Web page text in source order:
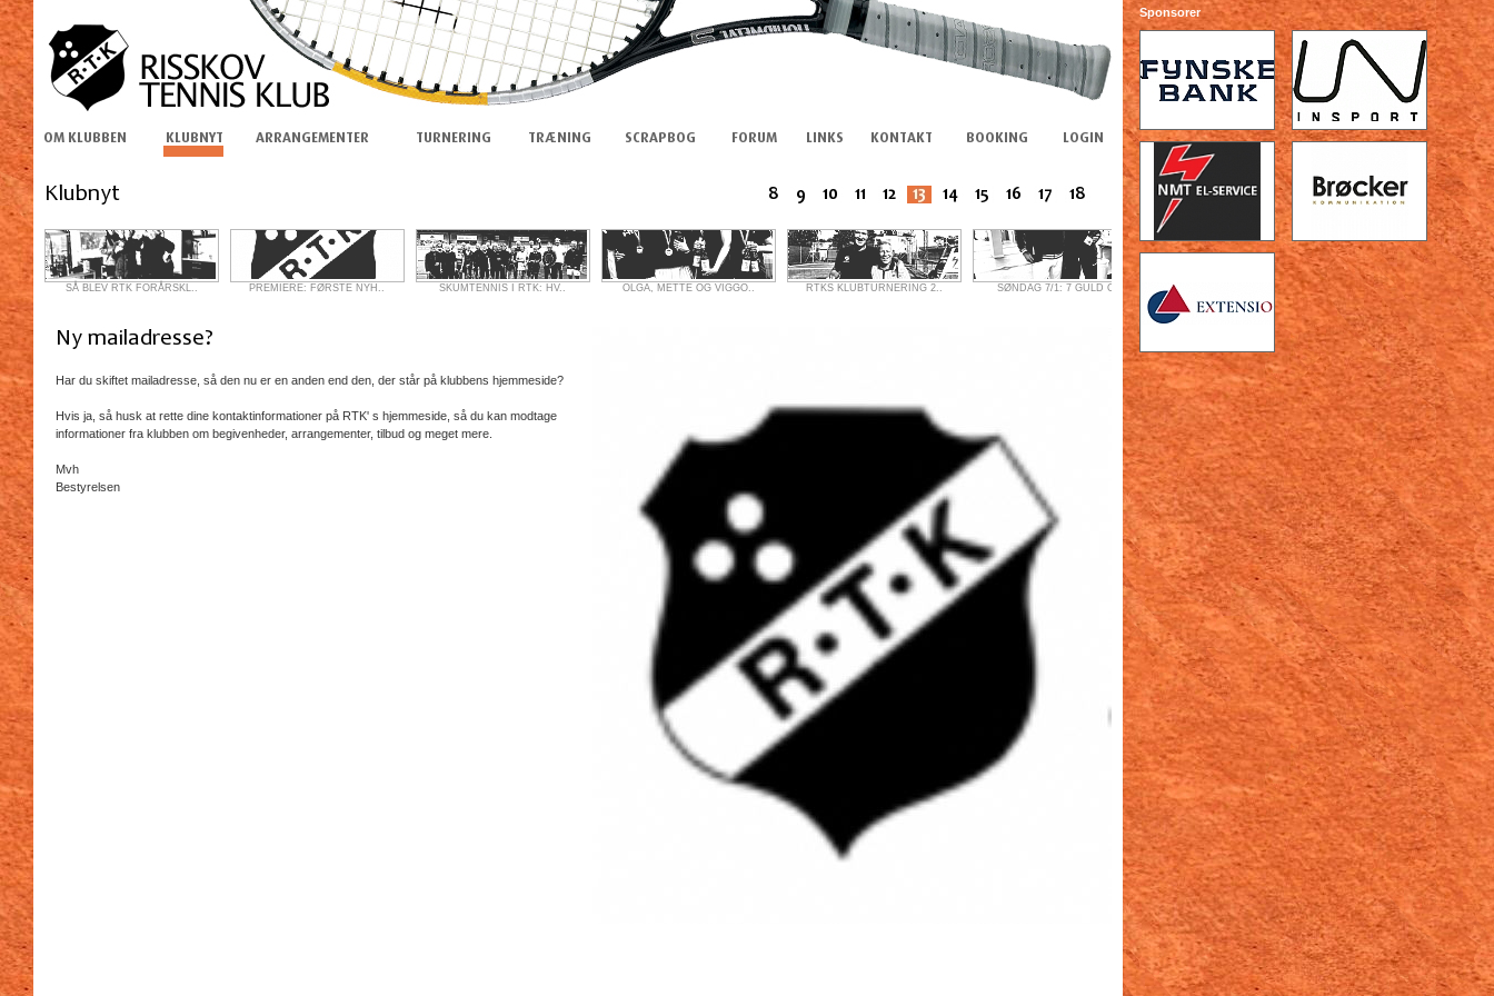
SÅ BLEV RTK FORÅRSKL.. PREMIERE: FØRSTE NYH.. SKUMTENNIS I RTK: HV.. OLGA, METTE OG VIGGO.. RTKS KLUBTURNERING 2.. SØNDAG 7/1: 7 GULD O..
Har du skiftet mailadresse, så den nu er en anden end den, der står på klubbens hjemmeside?
Hvis ja, så husk at rette dine kontaktinformationer på RTK' s hjemmeside, så du kan modtage
informationer fra klubben om begivenheder, arrangementer, tilbud og meget mere.
Mvh
Bestyrelsen
Sponsorer